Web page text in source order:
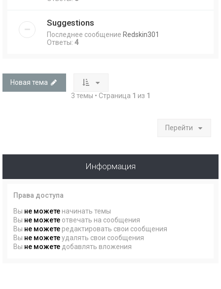
Suggestions
Последнее сообщение Redskin301
Ответы: 4
Новая тема
3 темы • Страница 1 из 1
Перейти
Информация
Права доступа
Вы не можете начинать темы
Вы не можете отвечать на сообщения
Вы не можете редактировать свои сообщения
Вы не можетеудалять свои сообщения
Вы не можете добавлять вложения